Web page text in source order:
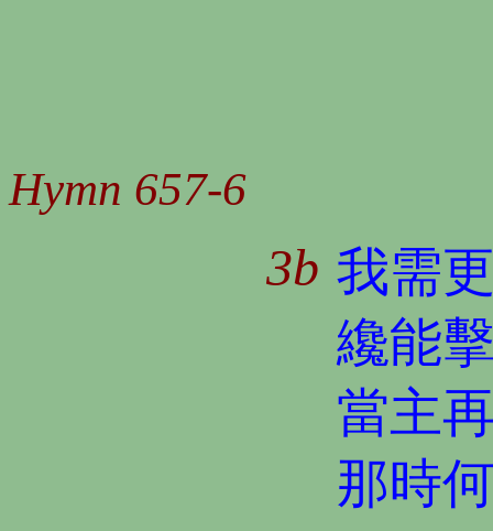
Hymn 657-6
3b 我需
纔能
當主
那時